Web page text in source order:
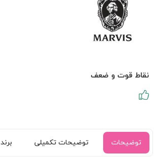
نقاط قوت و ضعف
توضیحات توضیحات تکمیلی برند